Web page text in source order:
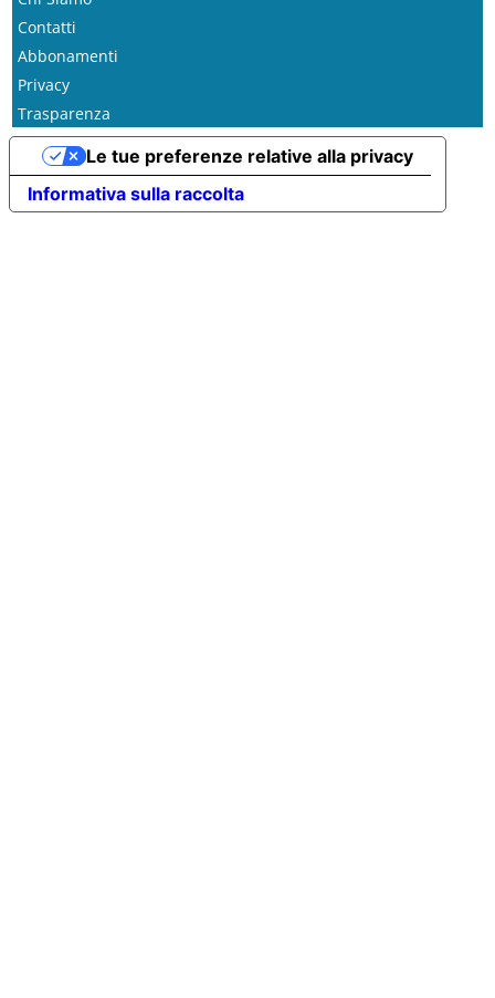
Contatti
Abbonamenti
Privacy
Trasparenza
Informativa sulla raccolta
Le tue preferenze relative alla privacy